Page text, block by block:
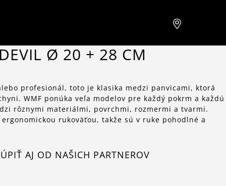
Ø 20 + 28 CM
profesionál, toto je klasika medzi panvicami, ktorá
WMF ponúka veľa modelov pre každý pokrm a každú
rôznymi materiálmi, povrchmi, rozmermi a tvarmi.
rukoväťou, takže sú v ruke pohodlné a
AJ OD NAŠICH PARTNEROV